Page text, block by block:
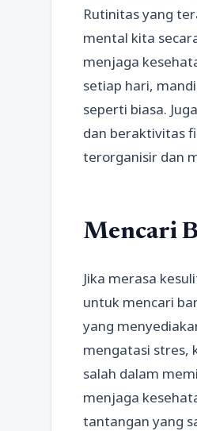
Rutinitas yang
mental kita
menjaga
setiap hari,
seperti biasa.
dan beraktivitas
terorganisir dan
Mencari
Jika merasa
untuk mencari
yang
mengatasi stres,
salah dalam
menjaga
tantangan yang